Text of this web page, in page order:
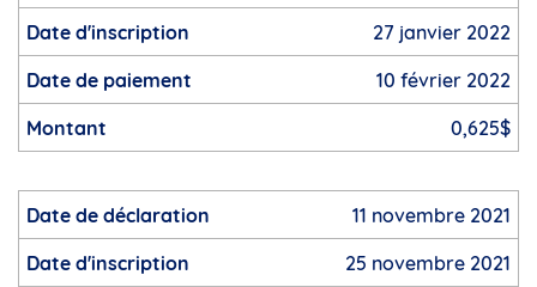
27 janvier 2022
10 février 2022
0,625$
11 novembre 2021
25 novembre 2021